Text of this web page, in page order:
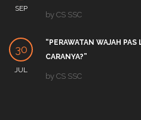
SEP
by CS SSC
30
JUL
“PERAWATAN WAJAH
CARANYA?”
by CS SSC